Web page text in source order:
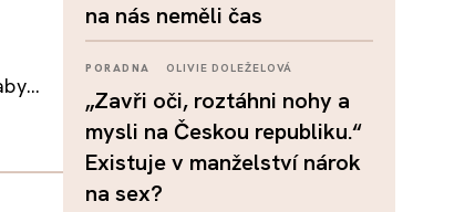
na nás neměli čas
PORADNA OLIVIE DOLEŽELOVÁ
„Zavři oči, roztáhni nohy a
mysli na Českou republiku.“
Existuje v manželství nárok
na sex?